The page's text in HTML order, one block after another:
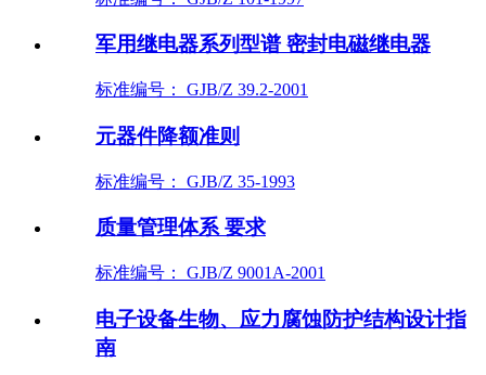
军用继电器系列型谱 密封电磁继电器
标准编号： GJB/Z 39.2-2001
元器件降额准则
标准编号： GJB/Z 35-1993
质量管理体系 要求
标准编号： GJB/Z 9001A-2001
电子设备生物、应力腐蚀防护结构设计指
南